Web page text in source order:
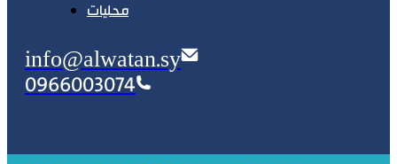
محليات
info@alwatan.sy
0966003074